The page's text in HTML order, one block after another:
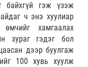
байхгүй гэж үзэж
ч энэ хуулиар
хамгаалах
зураг гэдэг бол
дээр буулгаж
100 хувь хуулж